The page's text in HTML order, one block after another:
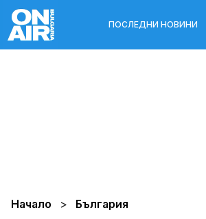
ПОСЛЕДНИ НОВИНИ
Начало България